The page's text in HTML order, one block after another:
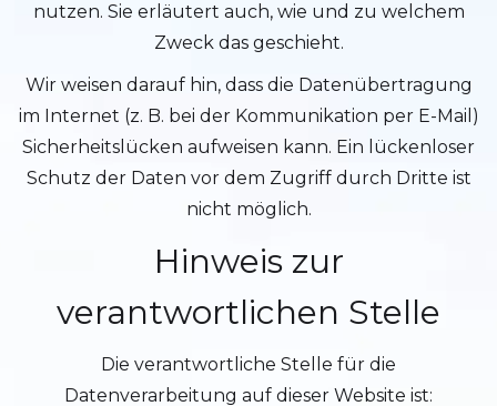
nutzen. Sie erläutert auch, wie und zu welchem
Zweck das geschieht.
Wir weisen darauf hin, dass die Datenübertragung
im Internet (z. B. bei der Kommunikation per E-Mail)
Sicherheitslücken aufweisen kann. Ein lückenloser
Schutz der Daten vor dem Zugriff durch Dritte ist
nicht möglich.
Hinweis zur
verantwortlichen Stelle
Die verantwortliche Stelle für die
Datenverarbeitung auf dieser Website ist: